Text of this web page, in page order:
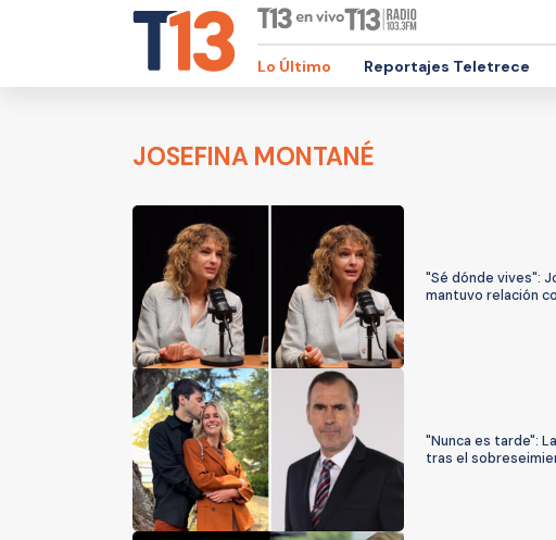
Lo Último Reportajes Teletrece
JOSEFINA MONTANÉ
"Sé dónde vives":
mantuvo relación
"Nunca es tarde":
tras el